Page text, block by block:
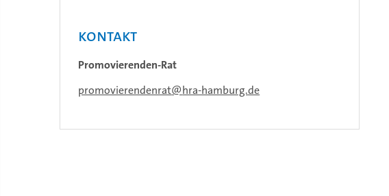
Kontakt
Promovierenden-Rat
promovierendenrat
hra-hamburg.de